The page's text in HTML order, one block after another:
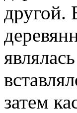
другой.
затем